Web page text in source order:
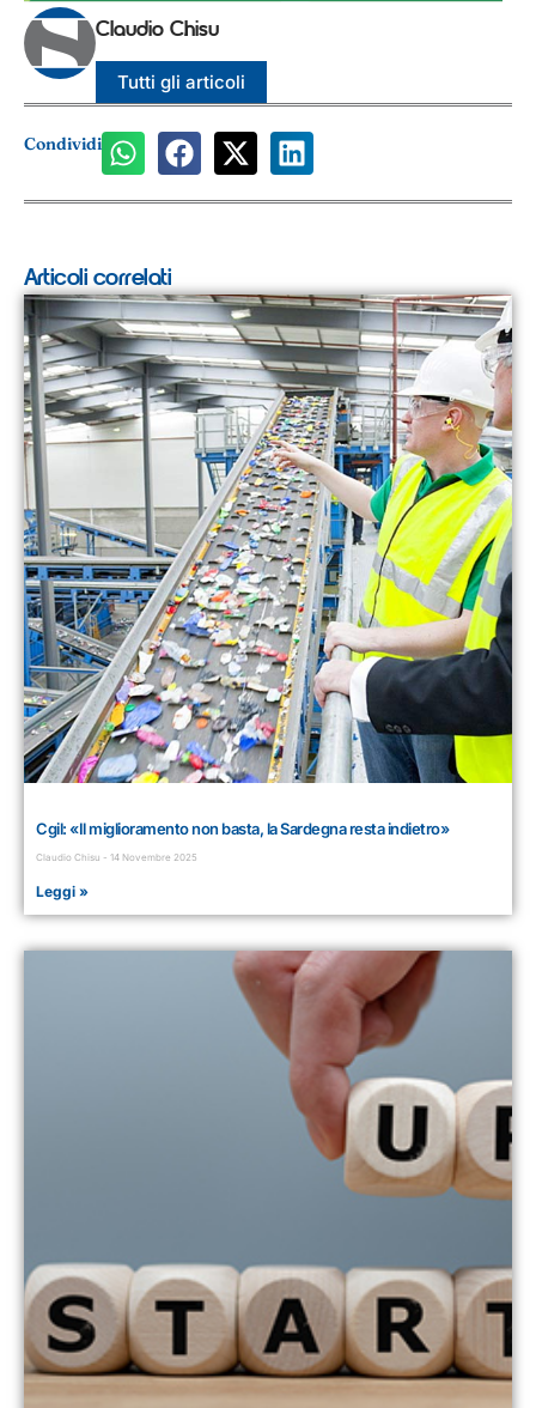
Claudio Chisu
Tutti gli articoli
Condividi
Articoli correlati
Cgil: «Il miglioramento non basta, la Sardegna resta indietro»
Claudio Chisu 14 Novembre 2025
Leggi »